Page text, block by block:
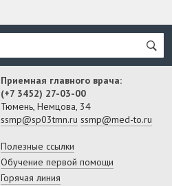
Приемная главного врача:
(+7 3452) 27-03-00
Тюмень, Немцова, 34
ssmp@sp03tmn.ru ssmp@med-to.ru
Полезные ссылки
Обучение первой помощи
Горячая линия